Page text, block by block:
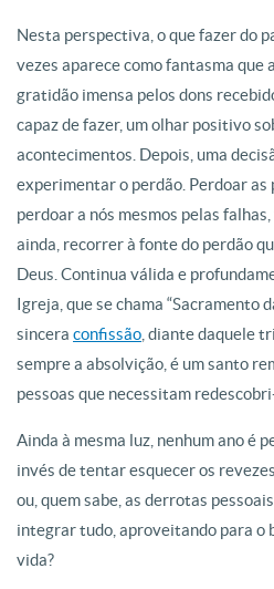
Nesta perspectiva, o que fazer do
vezes aparece como fantasma que
gratidão imensa pelos dons
capaz de fazer, um olhar positivo
acontecimentos. Depois, uma
experimentar o perdão. Perdoar as
perdoar a nós mesmos pelas
ainda, recorrer à fonte do perdão
Deus. Continua válida e
Igreja, que se chama “Sacramento
sincera confissão , diante daquele
sempre a absolvição, é um santo
pessoas que necessitam
Ainda à mesma luz, nenhum ano é
invés de tentar esquecer os
ou, quem sabe, as derrotas
integrar tudo, aproveitando para o
vida?